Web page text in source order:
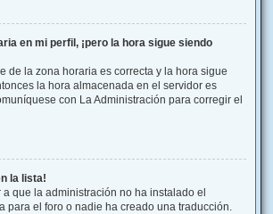
en mi perfil, ¡pero la hora sigue siendo
de la zona horaria es correcta y la hora sigue
la hora almacenada en el servidor es
con La Administración para corregir el
la lista!
a que la administración no ha instalado el
para el foro o nadie ha creado una traducción.